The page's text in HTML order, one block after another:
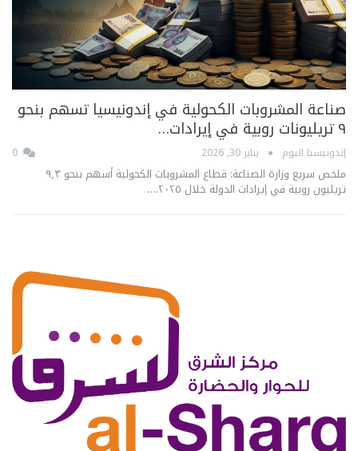
صناعة المشروبات الكحولية في إندونيسيا تسهم بنحو
٩ تريليونات روبية في إيرادات…
إندونيسيا اليوم يناير 30, 2026
ملخص سريع وزارة الصناعة: قطاع المشروبات الكحولية أسهم بنحو ٩٫٣
تريليون روبية في إيرادات الدولة خلال ٢٠٢٥.…